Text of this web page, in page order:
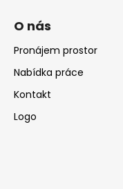
O nás
Pronájem prostor
Nabídka práce
Kontakt
Logo